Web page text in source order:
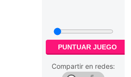
PUNTUAR JUEGO
Compartir en redes: